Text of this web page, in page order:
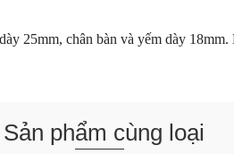
25mm, chân bàn và yếm dày
Sản phẩm cùng loại